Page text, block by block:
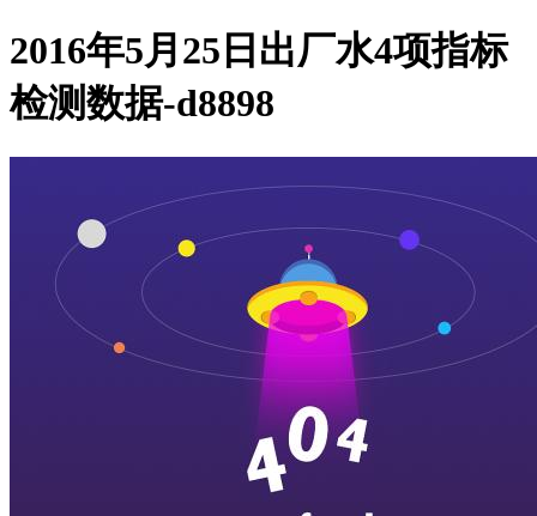
2016年5月25日出厂水4项指标
检测数据-d8898